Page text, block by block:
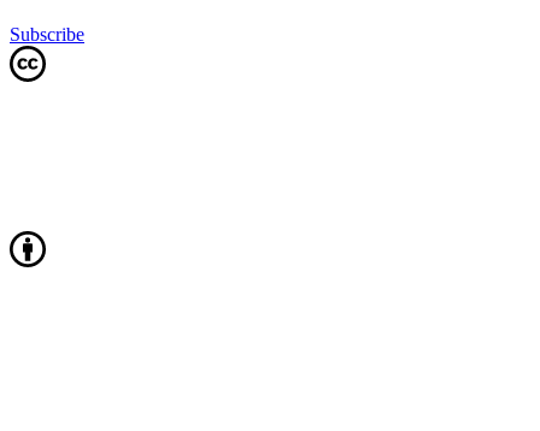
Subscribe